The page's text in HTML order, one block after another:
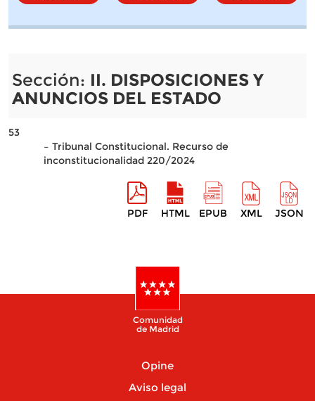
Sección: II. DISPOSICIONES Y
ANUNCIOS DEL ESTADO
53
– Tribunal Constitucional. Recurso de
inconstitucionalidad 220/2024
PDF HTML EPUB XML JSON
Comunidad
de Madrid
Opine
Aviso legal